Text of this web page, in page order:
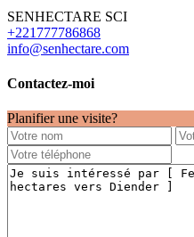
SENHECTARE SCI
+221777786868
info@senhectare.com
Contactez-moi
Planifier une visite?